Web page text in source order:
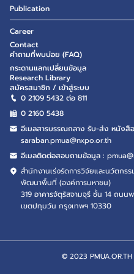
Publication
Career
Contact
คำถามที่พบบ่อย (FAQ)
กระดานแลกเปลี่ยนข้อมูล
Research Library
สมัครสมาชิก / เข้าสู่ระบบ
0 2109 5432 ต่อ 811
0 2160 5438
อีเมลสารบรรณกลาง รับ-ส่ง หนังสื
saraban.pmua@nxpo.or.th
อีเมลติดต่อสอบถามข้อมูล :
สำนักงานเร่งรัดการวิจัยและนวัตกร
พัฒนาพื้นที่ (องค์การมหาชน)
319 อาคารจัตุรัสจามจุรี ชั้น 14 ถน
เขตปทุมวัน กรุงเทพฯ 10330
© 2023 PMUA.OR.TH